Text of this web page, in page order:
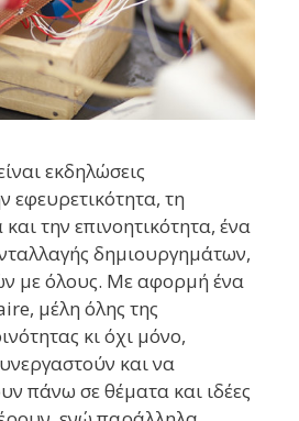
εκδηλώσεις
εφευρετικότητα, τη
την επινοητικότητα, ένα
δημιουργημάτων,
με όλους. Με αφορμή ένα
μέλη όλης της
κι όχι μόνο,
και να
πάνω σε θέματα και ιδέες